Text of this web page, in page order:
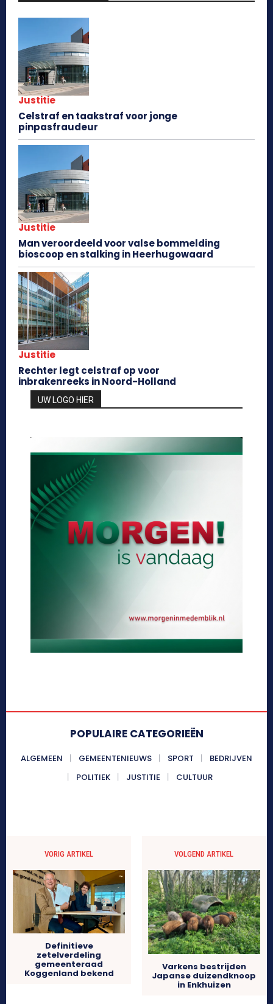
Justitie
Celstraf en taakstraf voor jonge
pinpasfraudeur
Justitie
Man veroordeeld voor valse bommelding
bioscoop en stalking in Heerhugowaard
Justitie
Rechter legt celstraf op voor
inbrakenreeks in Noord-Holland
UW LOGO HIER
POPULAIRE CATEGORIEËN
ALGEMEEN GEMEENTENIEUWS SPORT
BEDRIJVEN
POLITIEK
JUSTITIE CULTUUR
VORIG ARTIKEL
Definitieve
zetelverdeling
gemeenteraad
Koggenland bekend
VOLGEND ARTIKEL
Varkens bestrijden
Japanse duizendknoop
in Enkhuizen